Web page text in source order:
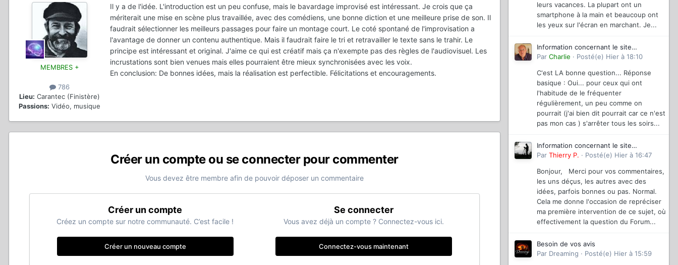
MEMBRES +
786
Lieu: Carantec (Finistère)
Passions: Vidéo, musique
Il y a de l'idée. L'introduction est un peu confuse, mais le bavardage improvisé est intéressant. Je crois que ça
mériterait une mise en scène plus travaillée, avec des comédiens, une bonne diction et une meilleure prise de son. Il
faudrait sélectionner les meilleurs passages pour faire un montage court. Le coté spontané de l'improvisation a
l'avantage de donner un contenu authentique. Mais il faudrait faire le tri et retravailler le texte sans le trahir. Le
principe est intéressant et original. J'aime ce qui est créatif mais ça n'exempte pas des règles de l'audiovisuel. Les
incrustations sont bien venues mais elles pourraient être mieux synchronisées avec les voix.
En conclusion: De bonnes idées, mais la réalisation est perfectible. Félicitations et encouragements.
Créer un compte ou se connecter pour commenter
Vous devez être membre afin de pouvoir déposer un commentaire
Créer un compte
Créez un compte sur notre communauté. C’est facile !
Créer un nouveau compte
Se connecter
Vous avez déjà un compte ? Connectez-vous ici.
Connectez-vous maintenant
leurs vacances. La plupart ont un
smartphone à la main et beaucoup ont
les yeux sur l'écran en marchant. Je...
Information concernant le site
magazinevideo
Par Charlie · Posté(e) Hier à 18:10
C'est LA bonne question... Réponse
basique : Oui... pour ceux qui ont
l'habitude de le fréquenter
régulièrement, un peu comme on
pourrait (j'ai bien dit pourrait car ce n'est
pas mon cas ) s'arrêter tous les soirs...
Information concernant le site
magazinevideo
Par Thierry P. · Posté(e) Hier à 16:47
Bonjour, Merci pour vos commentaires,
les uns déçus, les autres avec des
idées, parfois bonnes ou pas. Normal.
Cela me donne l'occasion de repréciser
ma première intervention de ce sujet, où
effectivement la question du Forum...
Besoin de vos avis
Par Dreaming · Posté(e) Hier à 15:59